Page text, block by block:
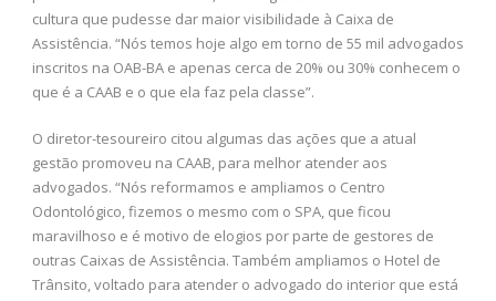
cultura que pudesse dar maior visibilidade à Caixa de
Assistência. “Nós temos hoje algo em torno de 55 mil advogados
inscritos na OAB-BA e apenas cerca de 20% ou 30% conhecem o
que é a CAAB e o que ela faz pela classe”.
O diretor-tesoureiro citou algumas das ações que a atual
gestão promoveu na CAAB, para melhor atender aos
advogados. “Nós reformamos e ampliamos o Centro
Odontológico, fizemos o mesmo com o SPA, que ficou
maravilhoso e é motivo de elogios por parte de gestores de
outras Caixas de Assistência. Também ampliamos o Hotel de
Trânsito, voltado para atender o advogado do interior que está